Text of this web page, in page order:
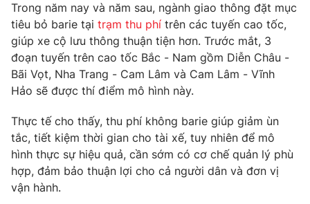
Thế giới đó đây
Câu chuyện quốc tế
Tài chính
Thị trường
Góc doanh nghiệp
Dữ liệu và đời sống
Truyền hình
Hậu trường
Nhân vật
Khán giả
Giải trí
Điện ảnh
Âm nhạc
Sao
Đời sống
Du lịch
Giáo dục
Trong năm nay và năm sau, ngành giao thông đặt mục
tiêu bỏ barie tại trạm thu phí trên các tuyến cao tốc,
giúp xe cộ lưu thông thuận tiện hơn. Trước mắt, 3
đoạn tuyến trên cao tốc Bắc - Nam gồm Diễn Châu -
Bãi Vọt, Nha Trang - Cam Lâm và Cam Lâm - Vĩnh
Hảo sẽ được thí điểm mô hình này.
Thực tế cho thấy, thu phí không barie giúp giảm ùn
tắc, tiết kiệm thời gian cho tài xế, tuy nhiên để mô
hình thực sự hiệu quả, cần sớm có cơ chế quản lý phù
hợp, đảm bảo thuận lợi cho cả người dân và đơn vị
vận hành.